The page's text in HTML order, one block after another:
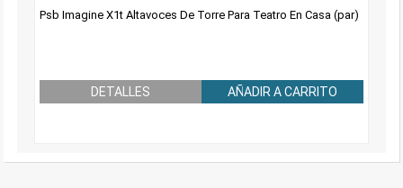
Psb Imagine X1t Altavoces De Torre Para Teatro En Casa (par)
DETALLES AÑADIR A CARRITO